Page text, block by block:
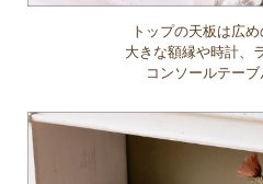
トップの天板は広
大きな額縁や時計、
コンソールテー